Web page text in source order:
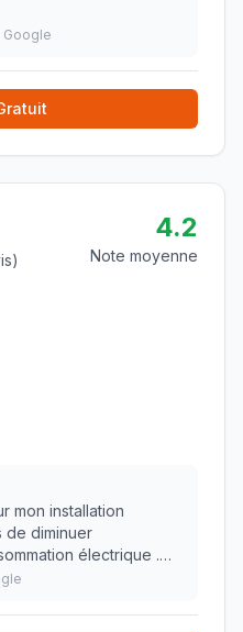
Google
4.2
Note moyenne
mon installation
de diminuer
électrique .